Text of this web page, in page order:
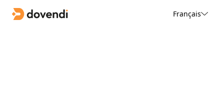
Français